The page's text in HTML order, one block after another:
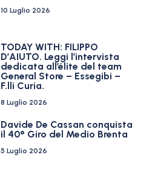
10 Luglio 2026
TODAY WITH: FILIPPO
D’AIUTO. Leggi l’intervista
dedicata all’élite del team
General Store – Essegibi –
F.lli Curia.
8 Luglio 2026
Davide De Cassan conquista
il 40° Giro del Medio Brenta
5 Luglio 2026